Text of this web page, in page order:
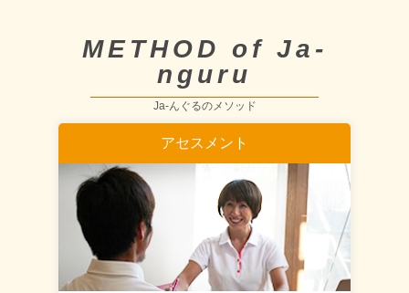
METHOD of Ja-
nguru
Ja-んぐるのメソッド
アセスメント